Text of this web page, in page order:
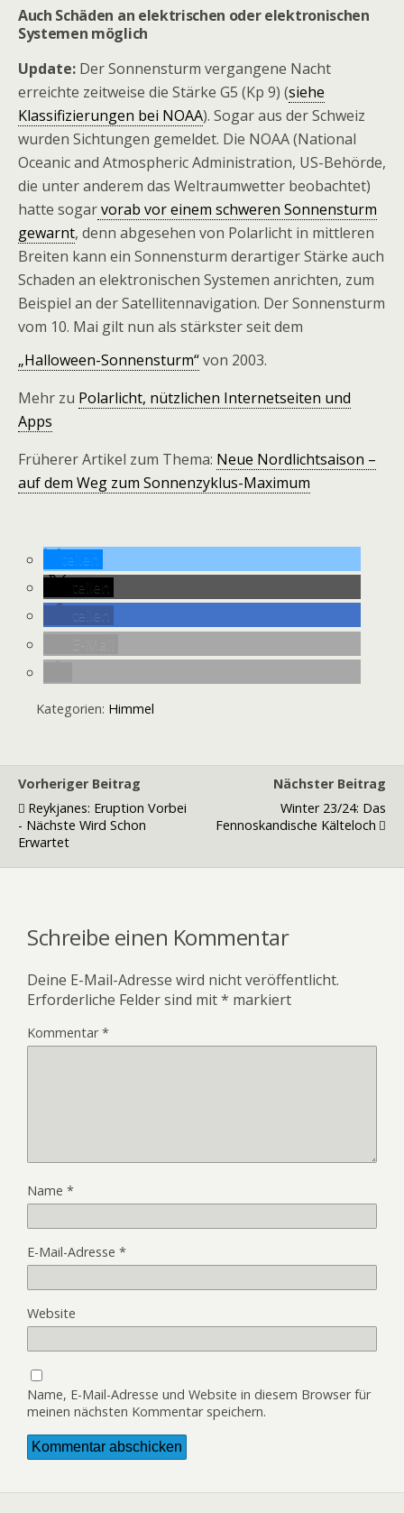
Auch Schäden an elektrischen oder elektronischen
Systemen möglich
Update: Der Sonnensturm vergangene Nacht
erreichte zeitweise die Stärke G5 (Kp 9) (siehe
Klassifizierungen bei NOAA). Sogar aus der Schweiz
wurden Sichtungen gemeldet. Die NOAA (National
Oceanic and Atmospheric Administration, US-Behörde,
die unter anderem das Weltraumwetter beobachtet)
hatte sogarvorab vor einem schweren Sonnensturm
gewarnt, denn abgesehen von Polarlicht in mittleren
Breiten kann ein Sonnensturm derartiger Stärke auch
Schaden an elektronischen Systemen anrichten, zum
Beispiel an der Satellitennavigation. Der Sonnensturm
vom 10. Mai gilt nun als stärkster seit dem
„Halloween-Sonnensturm“von 2003.
Mehr zu Polarlicht, nützlichen Internetseiten und
Apps
Früherer Artikel zum Thema: Neue Nordlichtsaison –
auf dem Weg zum Sonnenzyklus-Maximum
teilen
teilen
teilen
Kategorien: Himmel
Vorheriger Beitrag
Reykjanes: Eruption Vorbei
- Nächste Wird Schon
Erwartet
Nächster Beitrag
Winter 23/24: Das
Fennoskandische Kälteloch
Schreibe einen Kommentar
Deine E-Mail-Adresse wird nicht veröffentlicht.
Erforderliche Felder sind mit* markiert
Kommentar*
Name *
E-Mail-Adresse *
Website
Name, E-Mail-Adresse und Website in diesem Browser für
meinen nächsten Kommentar speichern.